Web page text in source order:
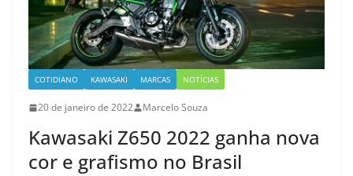
COTIDIANO KAWASAKI MARCAS NOTÍCIAS
20 de janeiro de 2022 Marcelo Souza
Kawasaki Z650 2022 ganha nova
cor e grafismo no Brasil